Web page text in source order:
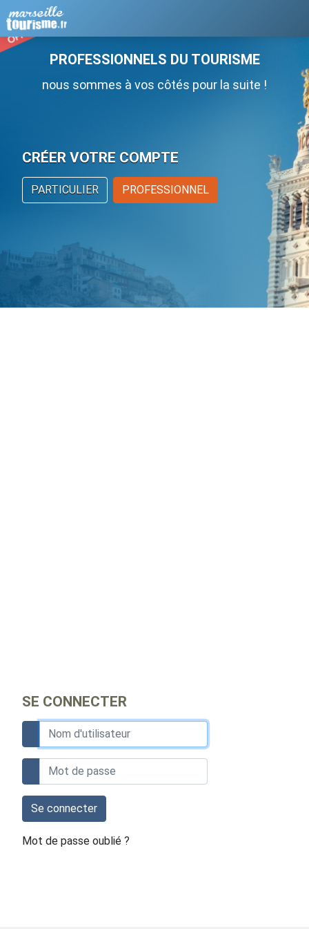
PROFESSIONNELS DU TOURISME
nous sommes à vos côtés pour la suite !
CRÉER VOTRE COMPTE
PARTICULIER PROFESSIONNEL
SE CONNECTER
Se connecter
Mot de passe oublié ?